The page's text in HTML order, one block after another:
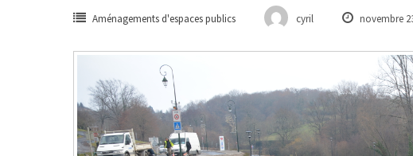
Aménagements d'espaces publics cyril novembre